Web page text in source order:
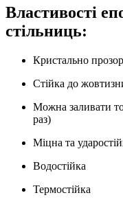
Властивості
стільниць:
Кристально
Стійка до
Можна заливати
раз)
Міцна та
Водостійка
Термостійка